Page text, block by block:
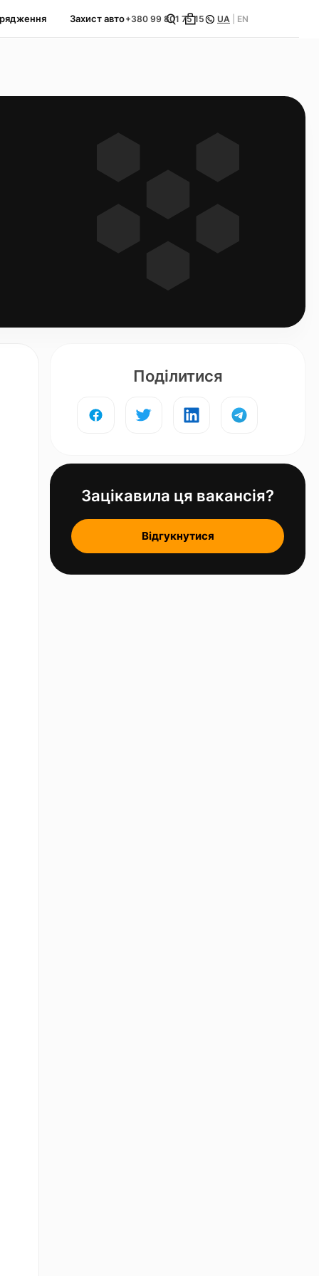
+380 99 801 75 15 UA EN
Захист авто
Поділитися
Зацікавила ця вакансія?
Відгукнутися